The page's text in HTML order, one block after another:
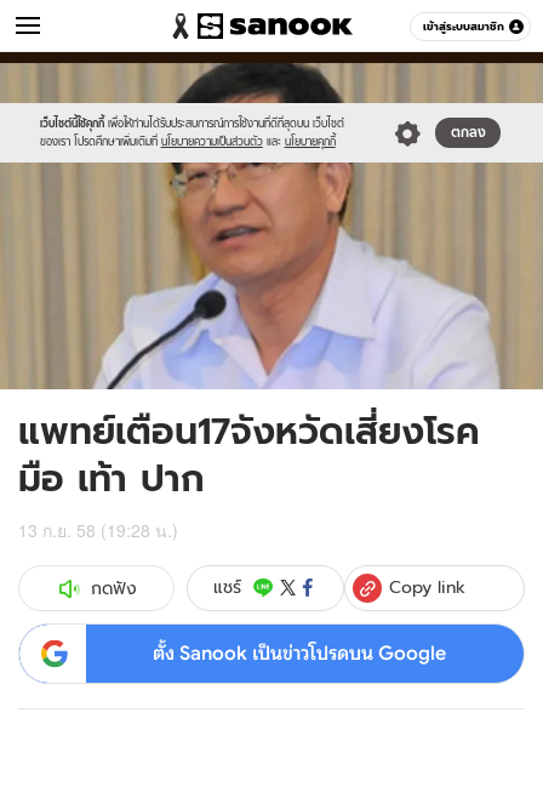
เข้าสู่ระบบสมาชิก
ข่าว หมวดอื่นๆ
เว็บไซต์นี้ใช้คุกกี้ เพื่อให้ท่านได้รับประสบการณ์การใช้งานที่ดีที่สุดบน เว็บไซต์
ของเรา โปรดศึกษาเพิ่มเติมที่ นโยบายความเป็นส่วนตัว และ นโยบายคุกกี้
ตกลง
//s.isanook.com/sr/0/images/logo-
new-
sanook.png
//s.isanook.com/ns/0/ud/372/1864834/645624-
01.jpg
แพทย์เตือน17จังหวัดเสี่ยงโรค
มือ เท้า ปาก
13 ก.ย. 58 (19:28 น.)
กดฟัง แชร์ Copy link
ตั้ง Sanook เป็นข่าวโปรดบน Google